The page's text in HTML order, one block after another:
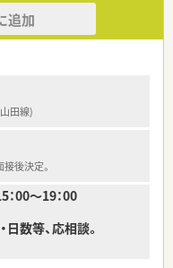
追加
田線)
後決定。
：00～19：00
数等、応相談。